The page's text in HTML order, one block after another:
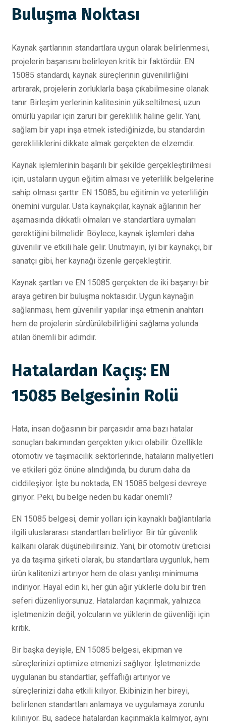
Buluşma Noktası
Kaynak şartlarının standartlara uygun olarak belirlenmesi,
projelerin başarısını belirleyen kritik bir faktördür. EN
15085 standardı, kaynak süreçlerinin güvenilirliğini
artırarak, projelerin zorluklarla başa çıkabilmesine olanak
tanır. Birleşim yerlerinin kalitesinin yükseltilmesi, uzun
ömürlü yapılar için zaruri bir gereklilik haline gelir. Yani,
sağlam bir yapı inşa etmek istediğinizde, bu standardın
gerekliliklerini dikkate almak gerçekten de elzemdir.
Kaynak işlemlerinin başarılı bir şekilde gerçekleştirilmesi
için, ustaların uygun eğitim alması ve yeterlilik belgelerine
sahip olması şarttır. EN 15085, bu eğitimin ve yeterliliğin
önemini vurgular. Usta kaynakçılar, kaynak ağlarının her
aşamasında dikkatli olmaları ve standartlara uymaları
gerektiğini bilmelidir. Böylece, kaynak işlemleri daha
güvenilir ve etkili hale gelir. Unutmayın, iyi bir kaynakçı, bir
sanatçı gibi, her kaynağı özenle gerçekleştirir.
Kaynak şartları ve EN 15085 gerçekten de iki başarıyı bir
araya getiren bir buluşma noktasıdır. Uygun kaynağın
sağlanması, hem güvenilir yapılar inşa etmenin anahtarı
hem de projelerin sürdürülebilirliğini sağlama yolunda
atılan önemli bir adımdır.
Hatalardan Kaçış: EN
15085 Belgesinin Rolü
Hata, insan doğasının bir parçasıdır ama bazı hatalar
sonuçları bakımından gerçekten yıkıcı olabilir. Özellikle
otomotiv ve taşımacılık sektörlerinde, hataların maliyetleri
ve etkileri göz önüne alındığında, bu durum daha da
ciddileşiyor. İşte bu noktada, EN 15085 belgesi devreye
giriyor. Peki, bu belge neden bu kadar önemli?
EN 15085 belgesi, demir yolları için kaynaklı bağlantılarla
ilgili uluslararası standartları belirliyor. Bir tür güvenlik
kalkanı olarak düşünebilirsiniz. Yani, bir otomotiv üreticisi
ya da taşıma şirketi olarak, bu standartlara uygunluk, hem
ürün kalitenizi artırıyor hem de olası yanlışı minimuma
indiriyor. Hayal edin ki, her gün ağır yüklerle dolu bir tren
seferi düzenliyorsunuz. Hatalardan kaçınmak, yalnızca
işletmenizin değil, yolcuların ve yüklerin de güvenliği için
kritik.
Bir başka deyişle, EN 15085 belgesi, ekipman ve
süreçlerinizi optimize etmenizi sağlıyor. İşletmenizde
uygulanan bu standartlar, şeffaflığı artırıyor ve
süreçlerinizi daha etkili kılıyor. Ekibinizin her bireyi,
belirlenen standartları anlamaya ve uygulamaya zorunlu
kılınıyor. Bu, sadece hatalardan kaçınmakla kalmıyor, aynı